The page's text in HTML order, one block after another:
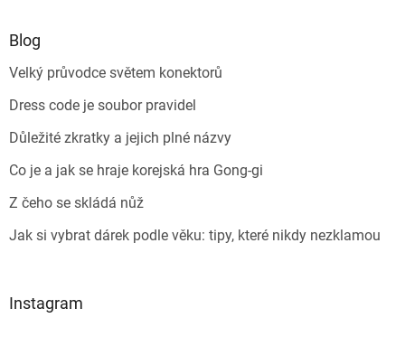
Blog
Velký průvodce světem konektorů
Dress code je soubor pravidel
Důležité zkratky a jejich plné názvy
Co je a jak se hraje korejská hra Gong-gi
Z čeho se skládá nůž
Jak si vybrat dárek podle věku: tipy, které nikdy nezklamou
Instagram